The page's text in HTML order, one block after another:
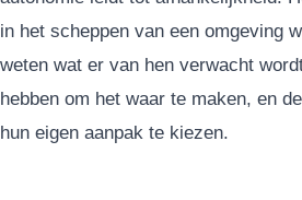
in het scheppen van een omgeving
weten wat er van hen verwacht
hebben om het waar te maken, en
hun eigen aanpak te kiezen.